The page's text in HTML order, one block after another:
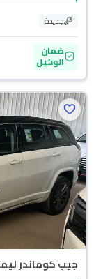
جديدة
ضمان
الوكيل
جيب كوماندر